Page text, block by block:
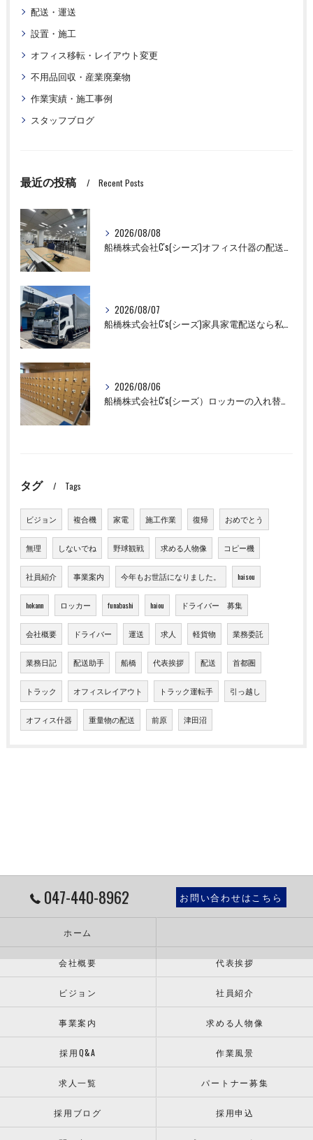
配送・運送
設置・施工
オフィス移転・レイアウト変更
不用品回収・産業廃棄物
作業実績・施工事例
スタッフブログ
最近の投稿 Recent Posts
2026/08/08
2026/08/07
2026/08/06
船橋株式会社C's(シーズ）ロッカーの入れ替え作業も全国対応お任せ下さい！
タグ Tags
ビジョン 複合機 家電 施工作業 復帰 おめでとう
無理 しないでね 野球観戦 求める人物像 コピー機
社員紹介 事業案内 今年もお世話になりました。 haisou
hokann ロッカー funabashi haiou ドライバー 募集
会社概要 ドライバー 運送 求人 軽貨物 業務委託
業務日記 配送助手 船橋 代表挨拶 配送 首都圏
トラック オフィスレイアウト トラック運転手 引っ越し
オフィス什器 重量物の配送 前原 津田沼
047-440-8962 お問い合わせはこちら
ホーム
会社概要 代表挨拶
ビジョン 社員紹介
事業案内 求める人物像
採用Q&A 作業風景
求人一覧 パートナー募集
採用ブログ 採用申込